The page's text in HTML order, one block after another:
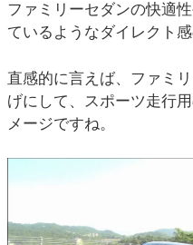
ファミリーセダンの快適
ているようなダイレクト
直感的に言えば、ファミ
げにして、スポーツ走行
メージですね。